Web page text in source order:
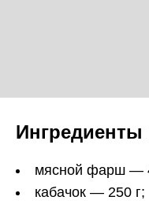
Ингредиенты
мясной фарш —
кабачок — 250 г;